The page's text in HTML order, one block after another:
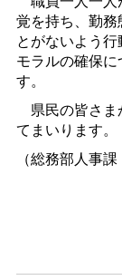
覚を持ち、勤
とがないよう
モラルの確保
す。
県民の皆さま
てまいります。
（総務部人事課